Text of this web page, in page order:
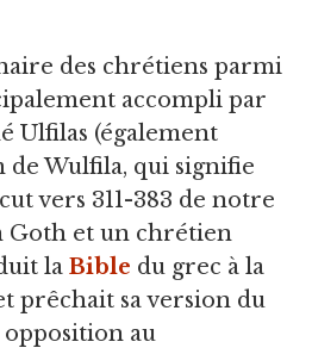
des chrétiens parmi
accompli par
Ulfilas (également
de Wulfila, qui signifie
vers 311-383 de notre
Goth et un chrétien
la Bible du grec à la
prêchait sa version du
au